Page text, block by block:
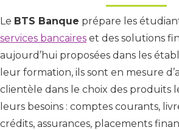
Le BTS Banque prépare les
services bancaires et des solutions
aujourd’hui proposées dans les
leur formation, ils sont en mesure
clientèle dans le choix des produits
leurs besoins : comptes courants,
crédits, assurances, placements